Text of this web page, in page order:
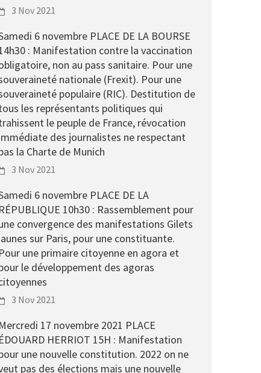
3 Nov 2021
6 novembre PLACE DE LA BOURSE
: Manifestation contre la vaccination
non au pass sanitaire. Pour une
nationale (Frexit). Pour une
populaire (RIC). Destitution de
les représentants politiques qui
le peuple de France, révocation
des journalistes ne respectant
la Charte de Munich
3 Nov 2021
6 novembre PLACE DE LA
RÉPUBLIQUE 10h30 : Rassemblement pour
convergence des manifestations Gilets
sur Paris, pour une constituante.
Pour une primaire citoyenne en agora et
le développement des agoras
3 Nov 2021
Mercredi 17 novembre 2021 PLACE
ÉDOUARD HERRIOT 15H : Manifestation
une nouvelle constitution. 2022 on ne
pas des élections mais une nouvelle